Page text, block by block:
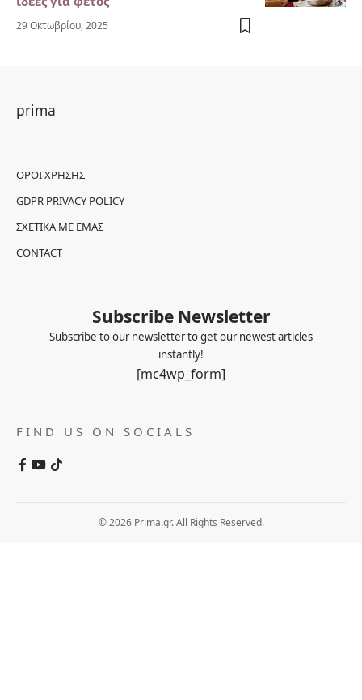
29 Οκτωβρίου, 2025
prima
ΌΡΟΙ ΧΡΉΣΗΣ
GDPR PRIVACY POLICY
ΣΧΕΤΙΚΆ ΜΕ ΕΜΆΣ
CONTACT
Subscribe Newsletter
Subscribe to our newsletter to get our newest articles
instantly!
[mc4wp_form]
FIND US ON SOCIALS
© 2026 Prima.gr. All Rights Reserved.